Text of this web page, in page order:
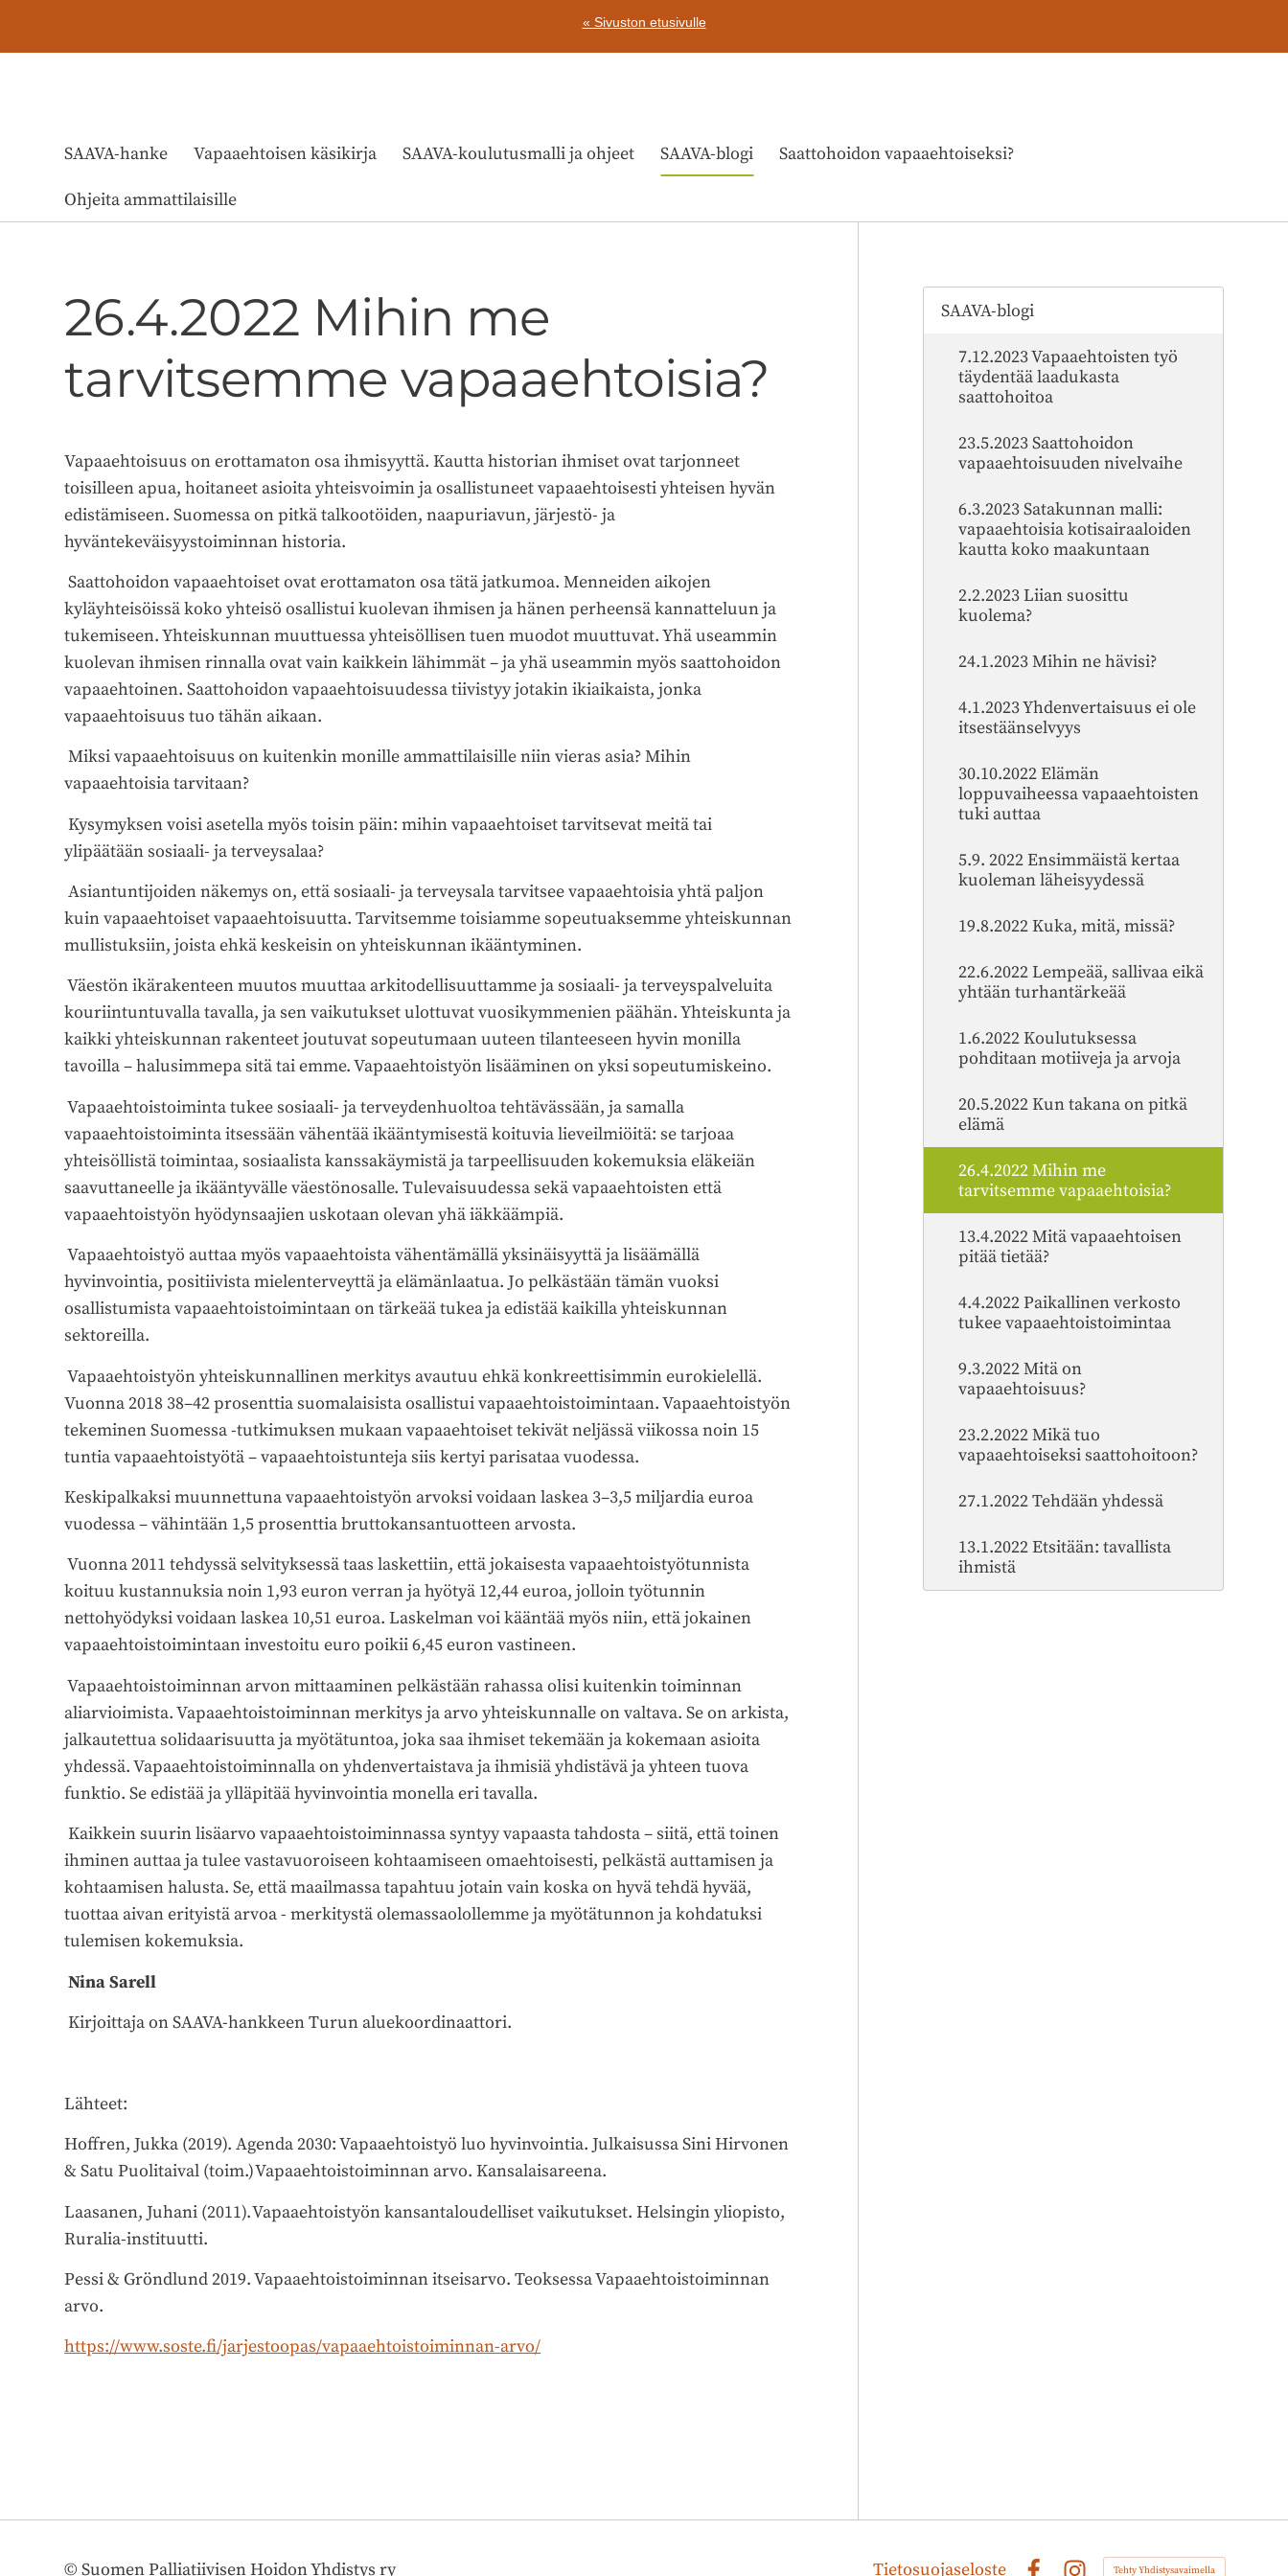
sivun
« Sivuston etusivulle
SAAVA-hanke Vapaaehtoisen käsikirja SAAVA-koulutusmalli ja ohjeet SAAVA-blogi Saattohoidon vapaaehtoiseksi?
Ohjeita ammattilaisille
26.4.2022 Mihin me
tarvitsemme vapaaehtoisia?
Vapaaehtoisuus on erottamaton osa ihmisyyttä. Kautta historian ihmiset ovat tarjonneet
toisilleen apua, hoitaneet asioita yhteisvoimin ja osallistuneet vapaaehtoisesti yhteisen hyvän
edistämiseen. Suomessa on pitkä talkootöiden, naapuriavun, järjestö- ja
hyväntekeväisyystoiminnan historia.
Saattohoidon vapaaehtoiset ovat erottamaton osa tätä jatkumoa. Menneiden aikojen
kyläyhteisöissä koko yhteisö osallistui kuolevan ihmisen ja hänen perheensä kannatteluun ja
tukemiseen. Yhteiskunnan muuttuessa yhteisöllisen tuen muodot muuttuvat. Yhä useammin
kuolevan ihmisen rinnalla ovat vain kaikkein lähimmät – ja yhä useammin myös saattohoidon
vapaaehtoinen. Saattohoidon vapaaehtoisuudessa tiivistyy jotakin ikiaikaista, jonka
vapaaehtoisuus tuo tähän aikaan.
Miksi vapaaehtoisuus on kuitenkin monille ammattilaisille niin vieras asia? Mihin
vapaaehtoisia tarvitaan?
Kysymyksen voisi asetella myös toisin päin: mihin vapaaehtoiset tarvitsevat meitä tai
ylipäätään sosiaali- ja terveysalaa?
Asiantuntijoiden näkemys on, että sosiaali- ja terveysala tarvitsee vapaaehtoisia yhtä paljon
kuin vapaaehtoiset vapaaehtoisuutta. Tarvitsemme toisiamme sopeutuaksemme yhteiskunnan
mullistuksiin, joista ehkä keskeisin on yhteiskunnan ikääntyminen.
Väestön ikärakenteen muutos muuttaa arkitodellisuuttamme ja sosiaali- ja terveyspalveluita
kouriintuntuvalla tavalla, ja sen vaikutukset ulottuvat vuosikymmenien päähän. Yhteiskunta ja
kaikki yhteiskunnan rakenteet joutuvat sopeutumaan uuteen tilanteeseen hyvin monilla
tavoilla – halusimmepa sitä tai emme. Vapaaehtoistyön lisääminen on yksi sopeutumiskeino.
Vapaaehtoistoiminta tukee sosiaali- ja terveydenhuoltoa tehtävässään, ja samalla
vapaaehtoistoiminta itsessään vähentää ikääntymisestä koituvia lieveilmiöitä: se tarjoaa
yhteisöllistä toimintaa, sosiaalista kanssakäymistä ja tarpeellisuuden kokemuksia eläkeiän
saavuttaneelle ja ikääntyvälle väestönosalle. Tulevaisuudessa sekä vapaaehtoisten että
vapaaehtoistyön hyödynsaajien uskotaan olevan yhä iäkkäämpiä.
Vapaaehtoistyö auttaa myös vapaaehtoista vähentämällä yksinäisyyttä ja lisäämällä
hyvinvointia, positiivista mielenterveyttä ja elämänlaatua. Jo pelkästään tämän vuoksi
osallistumista vapaaehtoistoimintaan on tärkeää tukea ja edistää kaikilla yhteiskunnan
sektoreilla.
Vapaaehtoistyön yhteiskunnallinen merkitys avautuu ehkä konkreettisimmin eurokielellä.
Vuonna 2018 38–42 prosenttia suomalaisista osallistui vapaaehtoistoimintaan. Vapaaehtoistyön
tekeminen Suomessa -tutkimuksen mukaan vapaaehtoiset tekivät neljässä viikossa noin 15
tuntia vapaaehtoistyötä – vapaaehtoistunteja siis kertyi parisataa vuodessa.
Keskipalkaksi muunnettuna vapaaehtoistyön arvoksi voidaan laskea 3–3,5 miljardia euroa
vuodessa – vähintään 1,5 prosenttia bruttokansantuotteen arvosta.
Vuonna 2011 tehdyssä selvityksessä taas laskettiin, että jokaisesta vapaaehtoistyötunnista
koituu kustannuksia noin 1,93 euron verran ja hyötyä 12,44 euroa, jolloin työtunnin
nettohyödyksi voidaan laskea 10,51 euroa. Laskelman voi kääntää myös niin, että jokainen
vapaaehtoistoimintaan investoitu euro poikii 6,45 euron vastineen.
Vapaaehtoistoiminnan arvon mittaaminen pelkästään rahassa olisi kuitenkin toiminnan
aliarvioimista. Vapaaehtoistoiminnan merkitys ja arvo yhteiskunnalle on valtava. Se on arkista,
jalkautettua solidaarisuutta ja myötätuntoa, joka saa ihmiset tekemään ja kokemaan asioita
yhdessä. Vapaaehtoistoiminnalla on yhdenvertaistava ja ihmisiä yhdistävä ja yhteen tuova
funktio. Se edistää ja ylläpitää hyvinvointia monella eri tavalla.
Kaikkein suurin lisäarvo vapaaehtoistoiminnassa syntyy vapaasta tahdosta – siitä, että toinen
ihminen auttaa ja tulee vastavuoroiseen kohtaamiseen omaehtoisesti, pelkästä auttamisen ja
kohtaamisen halusta. Se, että maailmassa tapahtuu jotain vain koska on hyvä tehdä hyvää,
tuottaa aivan erityistä arvoa - merkitystä olemassaolollemme ja myötätunnon ja kohdatuksi
tulemisen kokemuksia.
Nina Sarell
Kirjoittaja on SAAVA-hankkeen Turun aluekoordinaattori.
Lähteet:
Hoffren, Jukka (2019). Agenda 2030: Vapaaehtoistyö luo hyvinvointia. Julkaisussa Sini Hirvonen
& Satu Puolitaival (toim.) Vapaaehtoistoiminnan arvo. Kansalaisareena.
Laasanen, Juhani (2011). Vapaaehtoistyön kansantaloudelliset vaikutukset. Helsingin yliopisto,
Ruralia-instituutti.
Pessi & Gröndlund 2019. Vapaaehtoistoiminnan itseisarvo. Teoksessa Vapaaehtoistoiminnan
arvo.
https://www.soste.fi/jarjestoopas/vapaaehtoistoiminnan-arvo/
SAAVA-blogi
7.12.2023 Vapaaehtoisten työ
täydentää laadukasta
saattohoitoa
23.5.2023 Saattohoidon
vapaaehtoisuuden nivelvaihe
6.3.2023 Satakunnan malli:
vapaaehtoisia kotisairaaloiden
kautta koko maakuntaan
2.2.2023 Liian suosittu
kuolema?
24.1.2023 Mihin ne hävisi?
4.1.2023 Yhdenvertaisuus ei ole
itsestäänselvyys
30.10.2022 Elämän
loppuvaiheessa vapaaehtoisten
tuki auttaa
5.9. 2022 Ensimmäistä kertaa
kuoleman läheisyydessä
19.8.2022 Kuka, mitä, missä?
22.6.2022 Lempeää, sallivaa eikä
yhtään turhantärkeää
1.6.2022 Koulutuksessa
pohditaan motiiveja ja arvoja
20.5.2022 Kun takana on pitkä
elämä
26.4.2022 Mihin me
tarvitsemme vapaaehtoisia?
13.4.2022 Mitä vapaaehtoisen
pitää tietää?
4.4.2022 Paikallinen verkosto
tukee vapaaehtoistoimintaa
9.3.2022 Mitä on
vapaaehtoisuus?
23.2.2022 Mikä tuo
vapaaehtoiseksi saattohoitoon?
27.1.2022 Tehdään yhdessä
13.1.2022 Etsitään: tavallista
ihmistä
©Suomen Palliatiivisen Hoidon Yhdistys ry Tietosuojaseloste Tehty Yhdistysavaimella